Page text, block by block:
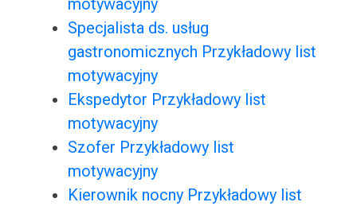
motywacyjny
Specjalista ds. usług
gastronomicznych Przykładowy list
motywacyjny
Ekspedytor Przykładowy list
motywacyjny
Szofer Przykładowy list
motywacyjny
Kierownik nocny Przykładowy list